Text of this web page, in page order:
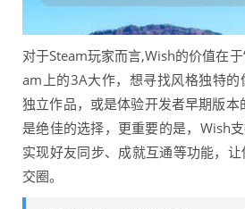
对于Steam玩家而言,Wish的价值在于
am上的3A大作，想寻找风格独特的
独立作品，或是体验开发者早期版
是绝佳的选择，更重要的是，Wish支
实现好友同步、成就互通等功能，
交圈。